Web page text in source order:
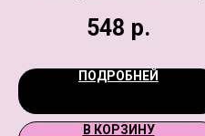
548 р.
ПОДРОБНЕЙ
В КОРЗИНУ